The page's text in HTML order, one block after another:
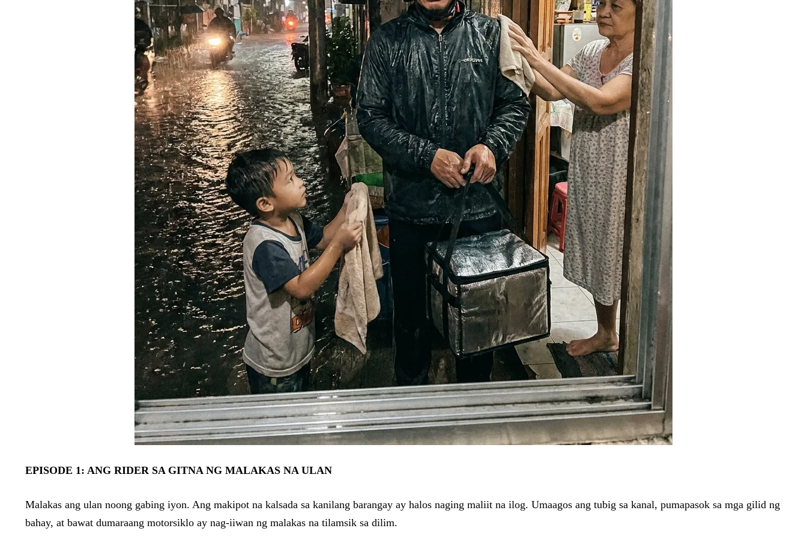
EPISODE 1: ANG RIDER SA GITNA NG MALAKAS NA ULAN
Malakas ang ulan noong gabing iyon. Ang makipot na kalsada sa kanilang barangay ay halos naging maliit na ilog. Umaagos ang tubig sa kanal, pumapasok sa mga gilid ng
bahay, at bawat dumaraang motorsiklo ay nag-iiwan ng malakas na tilamsik sa dilim.